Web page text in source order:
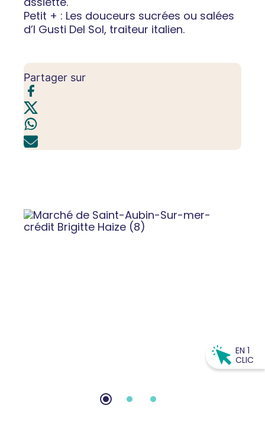
Petit + : Les douceurs sucrées ou salées
d’I Gusti Del Sol, traiteur italien.
Partager sur
EN 1
CLIC